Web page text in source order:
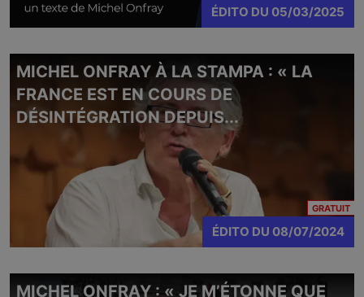
ÉDITO DU 05/03/2025
MICHEL ONFRAY À LA STAMPA : « LA
FRANCE EST EN COURS DE
DÉSINTÉGRATION DEPUIS...
GRATUIT
ÉDITO DU 08/07/2024
MICHEL ONFRAY : « JE M’ÉTONNE QUE